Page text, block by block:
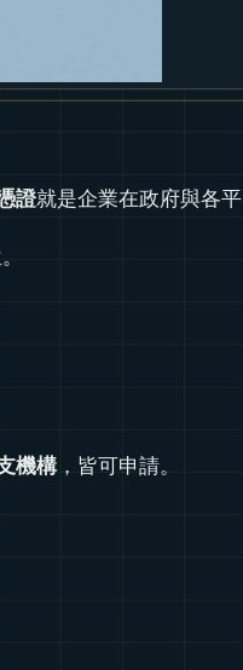
證就是企業在政府與各
機構 ，皆可申請。